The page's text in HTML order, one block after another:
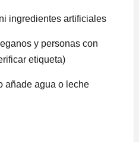
ingredientes artificiales
y personas con
etiqueta)
añade agua o leche